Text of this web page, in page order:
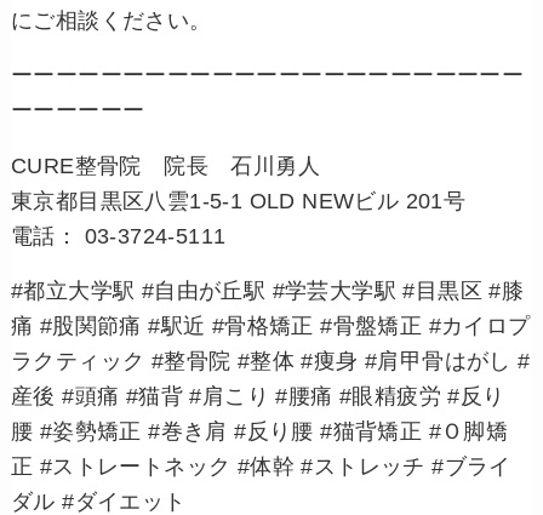
にご相談ください。
ーーーーーーーーーーーーーーーーーーーーーーー
ーーーーーー
CURE整骨院 院長 石川勇人
東京都目黒区八雲1-5-1 OLD NEWビル 201号
電話： 03-3724-5111
#都立大学駅 #自由が丘駅 #学芸大学駅 #目黒区 #膝
痛 #股関節痛 #駅近 #骨格矯正 #骨盤矯正 #カイロプ
ラクティック #整骨院 #整体 #痩身 #肩甲骨はがし #
産後 #頭痛 #猫背 #肩こり #腰痛 #眼精疲労 #反り
腰 #姿勢矯正 #巻き肩 #反り腰 #猫背矯正 #Ｏ脚矯
正 #ストレートネック #体幹 #ストレッチ #ブライ
ダル #ダイエット